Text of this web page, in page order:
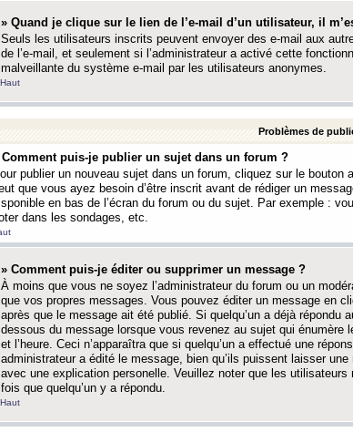
» Quand je clique sur le lien de l’e-mail d’un utilisateur, il
Seuls les utilisateurs inscrits peuvent envoyer des e-mail aux
de l’e-mail, et seulement si l’administrateur a activé cette
malveillante du système e-mail par les utilisateurs anonymes.
Haut
Problèmes de
Comment puis-je publier un sujet dans un forum ?
publier un nouveau sujet dans un forum, cliquez sur le bouton
que vous ayez besoin d’être inscrit avant de rédiger un
en bas de l’écran du forum ou du sujet. Par exemple :
dans les sondages, etc.
» Comment puis-je éditer ou supprimer un message ?
À moins que vous ne soyez l’administrateur du forum ou un
que vos propres messages. Vous pouvez éditer un message en
après que le message ait été publié. Si quelqu’un a déjà
dessous du message lorsque vous revenez au sujet qui énumère
et l’heure. Ceci n’apparaîtra que si quelqu’un a effectué une
administrateur a édité le message, bien qu’ils puissent laisser
avec une explication personelle. Veuillez noter que les
fois que quelqu’un y a répondu.
Haut